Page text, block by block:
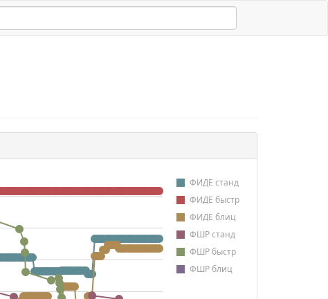
ФИДЕ станд
ФИДЕ быстр
ФИДЕ блиц
ФШР станд
ФШР быстр
ФШР блиц